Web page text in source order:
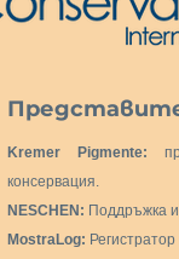
Kremer Pigmente:
консервация.
NESCHEN: Поддръжка и
MostraLog: